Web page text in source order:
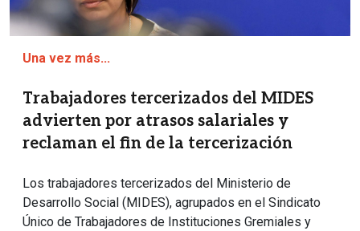
Una vez más...
Trabajadores tercerizados del MIDES
advierten por atrasos salariales y
reclaman el fin de la tercerización
Los trabajadores tercerizados del Ministerio de
Desarrollo Social (MIDES), agrupados en el Sindicato
Único de Trabajadores de Instituciones Gremiales y